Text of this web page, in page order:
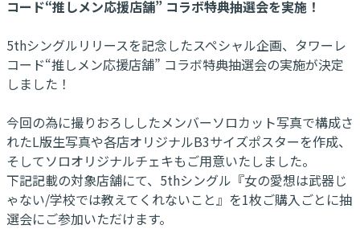
コード“推しメン応援店舗” コラボ特典抽選会を実施！
5thシングルリリースを記念したスペシャル企画、タワーレ
コード“推しメン応援店舗” コラボ特典抽選会の実施が決定
しました！
今回の為に撮りおろししたメンバーソロカット写真で構成さ
れたL版生写真や各店オリジナルB3サイズポスターを作成、
そしてソロオリジナルチェキもご用意いたしました。
下記記載の対象店舗にて、5thシングル『女の愛想は武器じ
ゃない/学校では教えてくれないこと』を1枚ご購入ごとに抽
選会にご参加いただけます。